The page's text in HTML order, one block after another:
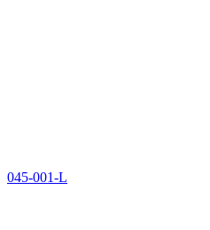
045-001-L